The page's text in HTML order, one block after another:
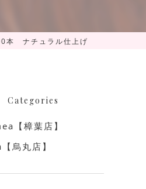
本 ナチュラル仕上げ
Categories
【樟葉店】
烏丸店】